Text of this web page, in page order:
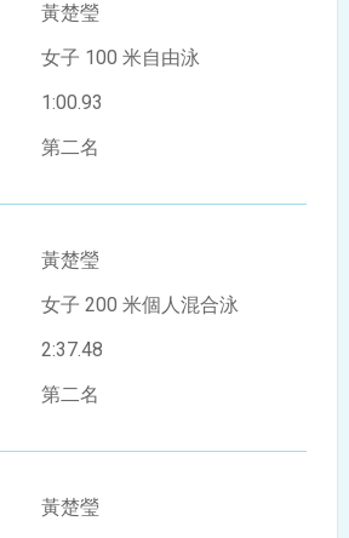
黃楚瑩
女子 100 米自由泳
1:00.93
第二名
黃楚瑩
女子 200 米個人混合泳
2:37.48
第二名
黃楚瑩